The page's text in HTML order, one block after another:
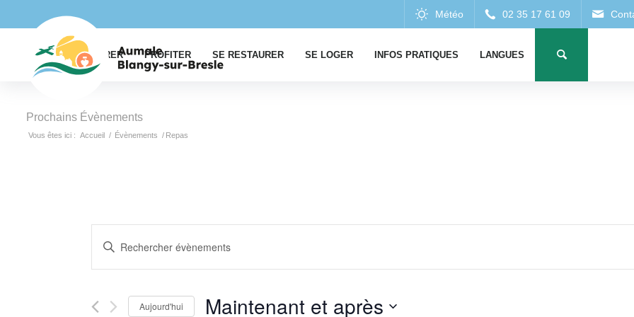
EXPLORER PROFITER SE RESTAURER SE LOGER INFOS PRATIQUES LANGUES
Prochains Évènements
Vous êtes ici : Accueil / Évènements / Repas
et
navigation
de
Saisir
ÉvènementsAujourd'hui Maintenant et après